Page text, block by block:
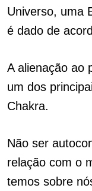
Universo, uma
é dado de
A alienação ao
um dos
Chakra.
Não ser
relação com o
temos sobre